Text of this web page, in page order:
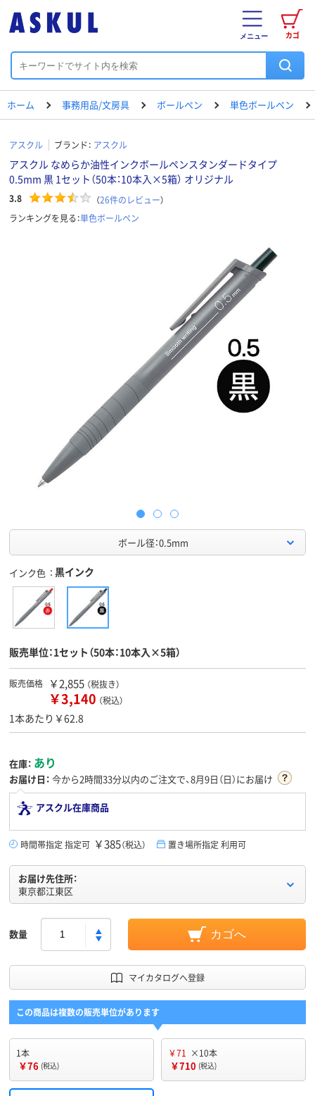
カゴ
メニュー
ホーム 事務用品/文房具 ボールペン 単色ボールペン
アスクル ブランド： アスクル
アスクル なめらか油性インクボールペンスタンダードタイプ
0.5mm 黒 1セット（50本：10本入×5箱） オリジナル
3.8 （26件のレビュー）
ランキングを見る：単色ボールペン
ボール径：0.5mm
インク色 黒インク
販売単位：1セット（50本：10本入×5箱）
販売価格 ￥2,855 （税抜き）
￥3,140 （税込）
1本あたり￥62.8
在庫： あり
お届け日： 今から2時間33分以内のご注文で、8月9日（日）にお届け
アスクル在庫商品
時間帯指定 指定可 ￥385（税込） 置き場所指定 利用可
お届け先住所：
東京都江東区
数量 カゴへ
マイカタログへ登録
この商品は複数の販売単位があります
1本
￥76 (税込)
￥71 ×10本
￥710 (税込)